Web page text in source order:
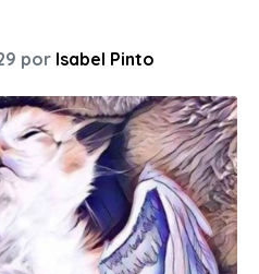
por Isabel Pinto